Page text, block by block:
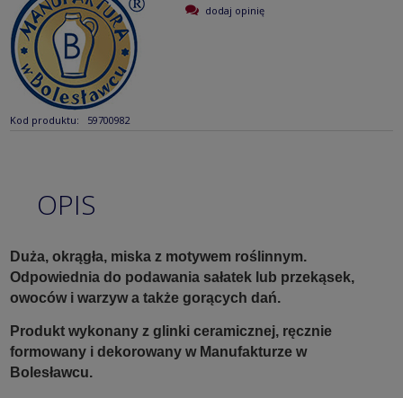
Kod produktu: 59700982
dodaj opinię
OPIS
Duża, okrągła, miska z motywem roślinnym.
Odpowiednia do podawania sałatek lub przekąsek,
owoców i warzyw a także gorących dań.
Produkt wykonany z glinki ceramicznej, ręcznie
formowany i dekorowany w Manufakturze w
Bolesławcu.